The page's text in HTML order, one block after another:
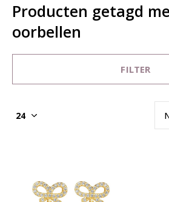
Producten getagd
oorbellen
FILTER